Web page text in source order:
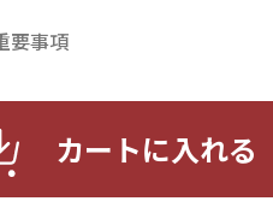
要事項
カートに入れる